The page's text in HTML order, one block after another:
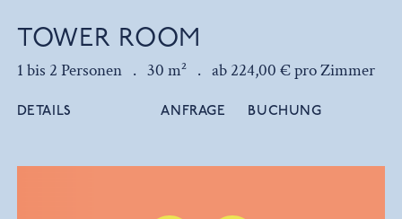
TOWER ROOM
1 bis 2 Personen . 30 m² . ab 224,00 € pro Zimmer
DETAILS ANFRAGE BUCHUNG